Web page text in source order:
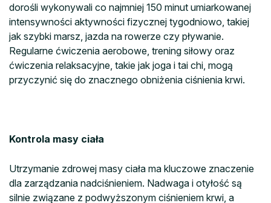
dorośli wykonywali co najmniej 150 minut umiarkowanej
intensywności aktywności fizycznej tygodniowo, takiej
jak szybki marsz, jazda na rowerze czy pływanie.
Regularne ćwiczenia aerobowe, trening siłowy oraz
ćwiczenia relaksacyjne, takie jak joga i tai chi, mogą
przyczynić się do znacznego obniżenia ciśnienia krwi.
Kontrola masy ciała
Utrzymanie zdrowej masy ciała ma kluczowe znaczenie
dla zarządzania nadciśnieniem. Nadwaga i otyłość są
silnie związane z podwyższonym ciśnieniem krwi, a